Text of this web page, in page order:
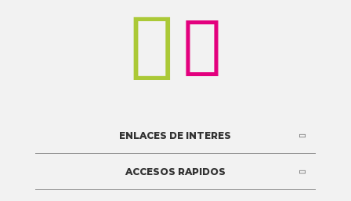

ENLACES DE INTERES
ACCESOS RAPIDOS